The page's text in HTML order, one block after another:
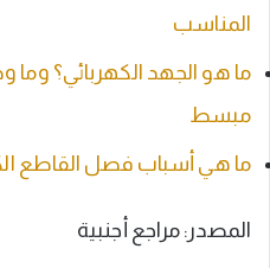
المناسب
ما هو الجهد الكهربائي؟
مبسط
ما هي أسباب فصل القاطع
المصدر: مراجع أجنبية